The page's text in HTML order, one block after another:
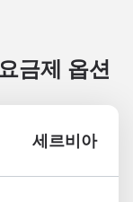
금제 옵션
세르비아